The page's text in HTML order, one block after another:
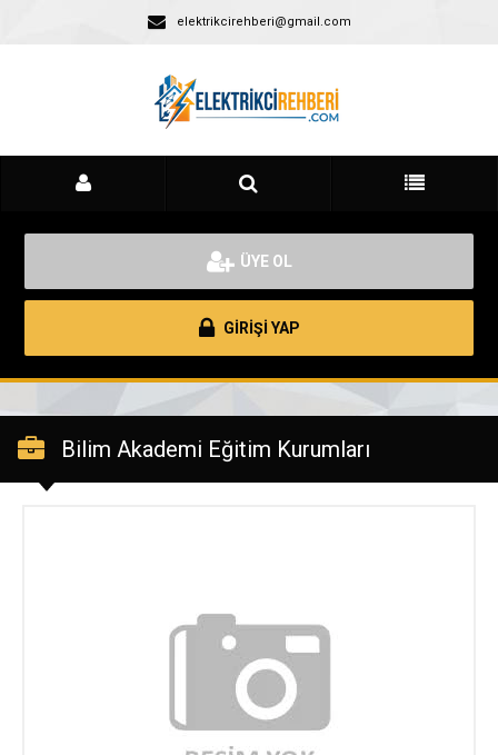
elektrikcirehberi@gmail.com
ÜYE OL
GİRİŞİ YAP
Bilim Akademi Eğitim Kurumları